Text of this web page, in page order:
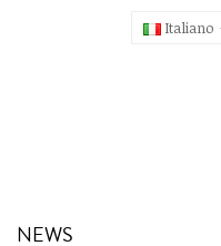
Italiano
NEWS